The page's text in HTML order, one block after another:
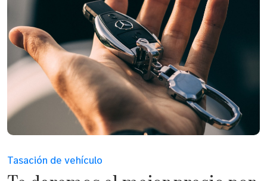
Tasación de vehículo